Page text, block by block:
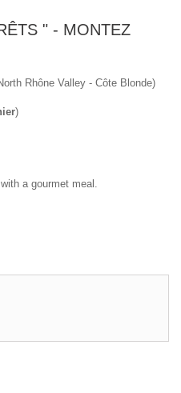
" - MONTEZ
Rhône Valley - Côte Blonde)
)
a gourmet meal.